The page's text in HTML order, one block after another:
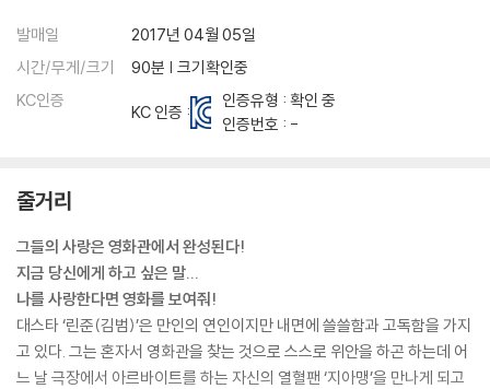
발매일
2017년 04월 05일
시간/무게/크기
90분 | 크기확인중
KC인증
KC 인증 :
인증유형 : 확인 중
인증번호 : -
줄거리
그들의 사랑은 영화관에서 완성된다!
지금 당신에게 하고 싶은 말...
나를 사랑한다면 영화를 보여줘!
대스타 ‘린준(김범)’은 만인의 연인이지만 내면에 쓸쓸함과 고독함을 가지
고 있다. 그는 혼자서 영화관을 찾는 것으로 스스로 위안을 하곤 하는데 어
느 날 극장에서 아르바이트를 하는 자신의 열혈팬 ‘지아맹’을 만나게 되고